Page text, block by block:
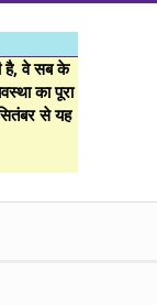
है, वे सब के
का पूरा
से यह